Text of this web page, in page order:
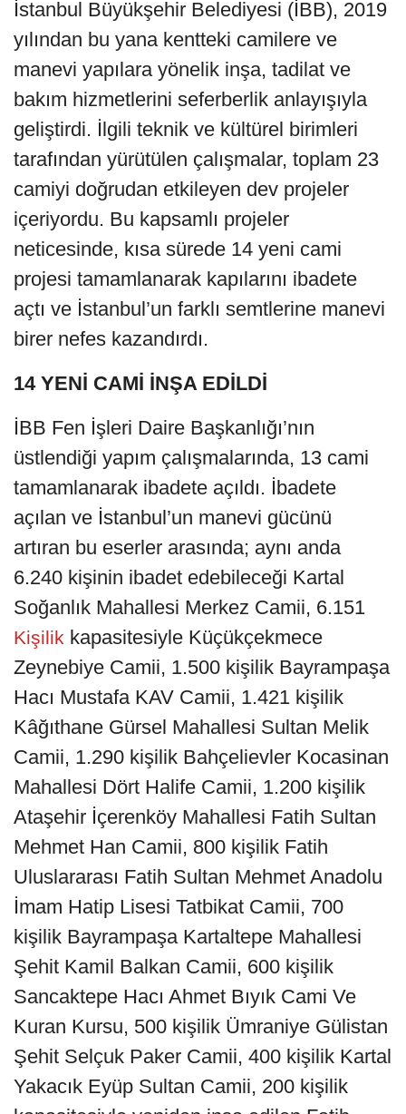
İstanbul Büyükşehir Belediyesi (İBB), 2019
yılından bu yana kentteki camilere ve
manevi yapılara yönelik inşa, tadilat ve
bakım hizmetlerini seferberlik anlayışıyla
geliştirdi. İlgili teknik ve kültürel birimleri
tarafından yürütülen çalışmalar, toplam 23
camiyi doğrudan etkileyen dev projeler
içeriyordu. Bu kapsamlı projeler
neticesinde, kısa sürede 14 yeni cami
projesi tamamlanarak kapılarını ibadete
açtı ve İstanbul’un farklı semtlerine manevi
birer nefes kazandırdı.
14 YENİ CAMİ İNŞA EDİLDİ
İBB Fen İşleri Daire Başkanlığı’nın
üstlendiği yapım çalışmalarında, 13 cami
tamamlanarak ibadete açıldı. İbadete
açılan ve İstanbul’un manevi gücünü
artıran bu eserler arasında; aynı anda
6.240 kişinin ibadet edebileceği Kartal
Soğanlık Mahallesi Merkez Camii, 6.151
Kişilik kapasitesiyle Küçükçekmece
Zeynebiye Camii, 1.500 kişilik Bayrampaşa
Hacı Mustafa KAV Camii, 1.421 kişilik
Kâğıthane Gürsel Mahallesi Sultan Melik
Camii, 1.290 kişilik Bahçelievler Kocasinan
Mahallesi Dört Halife Camii, 1.200 kişilik
Ataşehir İçerenköy Mahallesi Fatih Sultan
Mehmet Han Camii, 800 kişilik Fatih
Uluslararası Fatih Sultan Mehmet Anadolu
İmam Hatip Lisesi Tatbikat Camii, 700
kişilik Bayrampaşa Kartaltepe Mahallesi
Şehit Kamil Balkan Camii, 600 kişilik
Sancaktepe Hacı Ahmet Bıyık Cami Ve
Kuran Kursu, 500 kişilik Ümraniye Gülistan
Şehit Selçuk Paker Camii, 400 kişilik Kartal
Yakacık Eyüp Sultan Camii, 200 kişilik